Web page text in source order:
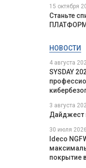
15 октября
Станьте
НОВОСТИ
4 августа
SYSDAY
3 августа
Дайджест
30 июля 2026
Ideco
покрытие